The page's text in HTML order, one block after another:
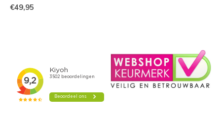
€49,95